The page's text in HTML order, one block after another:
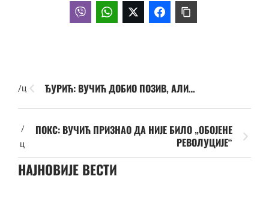
/ц ЂУРИЋ: ВУЧИЋ ДОБИО ПОЗИВ, АЛИ…
/
ц
ПОКС: ВУЧИЋ ПРИЗНАО ДА НИЈЕ БИЛО „ОБОЈЕНЕ
РЕВОЛУЦИЈЕ“
НАЈНОВИЈЕ ВЕСТИ